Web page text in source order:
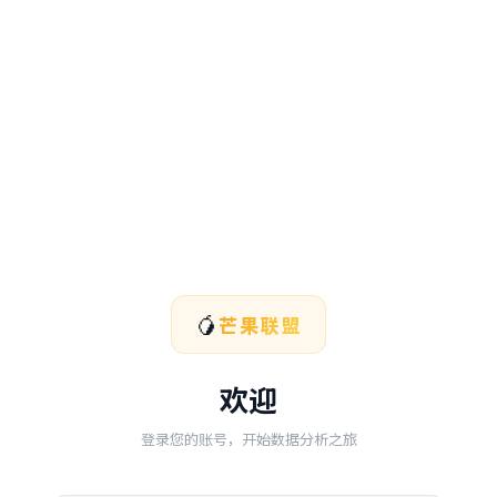
🥭芒果联盟
欢迎
登录您的账号，开始数据分析之旅